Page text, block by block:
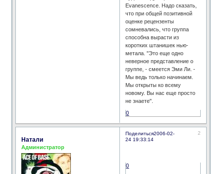
Evanescence. Надо сказать,
что при общей позитивной
оценке рецензенты
сомневались, что группа
способна вырасти из
коротких штанишек нью-
метала. "Это еще одно
неверное представление о
группе, - смеется Эми Ли. -
Мы ведь только начинаем.
Мы открыты ко всему
новому. Вы нас еще просто
не знаете".
0
Поделиться 2
2006-02-
24 19:33:14
Натали
Администратор
0